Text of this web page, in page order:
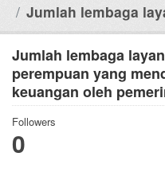
Jumlah lembaga
Jumlah lembaga
perempuan yang
keuangan oleh
Followers
0